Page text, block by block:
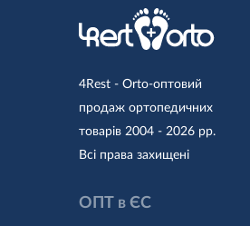
4Rest - Orto-оптовий
продаж ортопедичних
товарів 2004 - 2026 рр.
Всі права захищені
ОПТ в ЄС